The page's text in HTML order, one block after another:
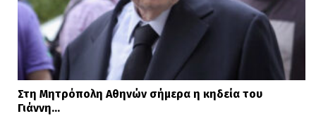
Στη Μητρόπολη Αθηνών σήμερα η κηδεία του
Γιάννη…